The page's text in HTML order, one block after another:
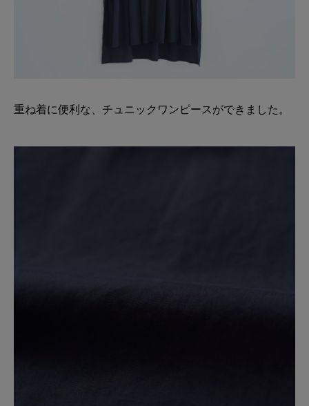
重ね着に便利な、チュニックワンピースができました。